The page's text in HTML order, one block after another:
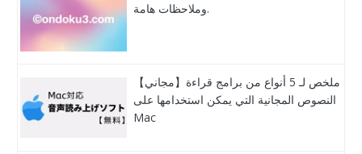
وملاحظات هامة.
【مجاني】ملخص لـ 5 أنواع من برامج قراءة
النصوص المجانية التي يمكن استخدامها على
Mac